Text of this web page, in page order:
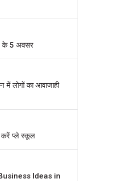
के 5 अवसर
लोगों का आवाजाही
प्ले स्कूल
Ideas in